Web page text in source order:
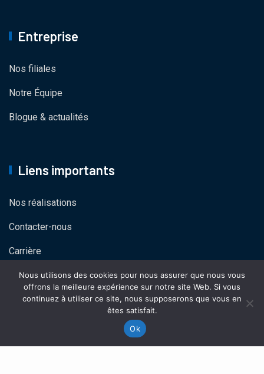
Entreprise
Nos filiales
Notre Équipe
Blogue & actualités
Liens importants
Nos réalisations
Contacter-nous
Carrière
Politique de confidentialité
© 20225XpertsTous droits réservés | Réalisé par
Nous utilisons des cookies pour nous assurer que nous vous
offrons la meilleure expérience sur notre site Web. Si vous
continuez à utiliser ce site, nous supposerons que vous en
êtes satisfait.
Ok